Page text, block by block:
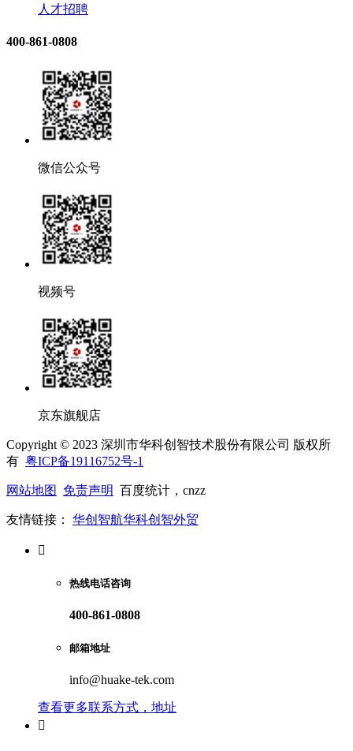
人才招聘
400-861-0808
微信公众号
视频号
京东旗舰店
Copyright © 2023 深圳市华科创智技术股份有限公司 版权所
有 粤ICP备19116752号-1
网站地图 免责声明 百度统计，cnzz
友情链接： 华创智航华科创智外贸

热线电话咨询
400-861-0808
邮箱地址
info@huake-tek.com
查看更多联系方式，地址
